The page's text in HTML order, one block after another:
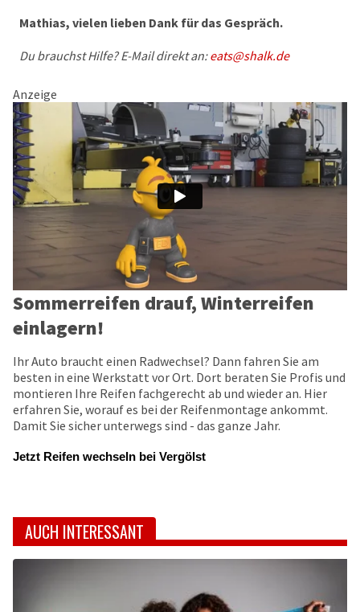
Mathias, vielen lieben Dank für das Gespräch.
Du brauchst Hilfe? E-Mail direkt an:eats@shalk.de
Anzeige
Sommerreifen drauf, Winterreifen
einlagern!
Ihr Auto braucht einen Radwechsel? Dann fahren Sie am
besten in eine Werkstatt vor Ort. Dort beraten Sie Profis und
montieren Ihre Reifen fachgerecht ab und wieder an. Hier
erfahren Sie, worauf es bei der Reifenmontage ankommt.
Damit Sie sicher unterwegs sind - das ganze Jahr.
Jetzt Reifen wechseln bei Vergölst
AUCH INTERESSANT